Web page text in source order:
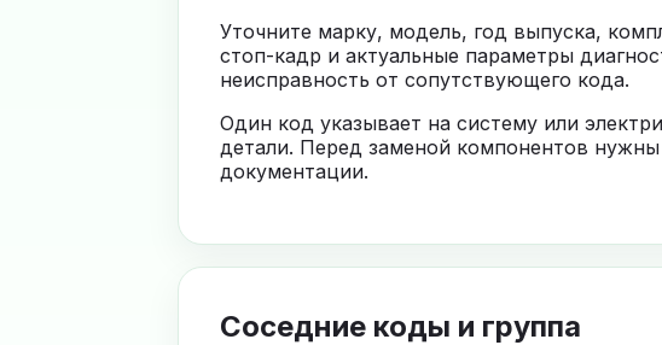
Уточните марку, модель, год выпуска,
стоп-кадр и актуальные параметры
неисправность от сопутствующего кода.
Один код указывает на систему или
детали. Перед заменой компонентов
документации.
Соседние коды и группа